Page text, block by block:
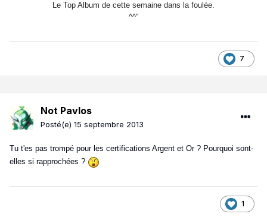
Le Top Album de cette semaine dans la foulée.
^^"
7
Not Pavlos
Posté(e) 15 septembre 2013
Tu t'es pas trompé pour les certifications Argent et Or ? Pourquoi sont-
elles si rapprochées ?
1